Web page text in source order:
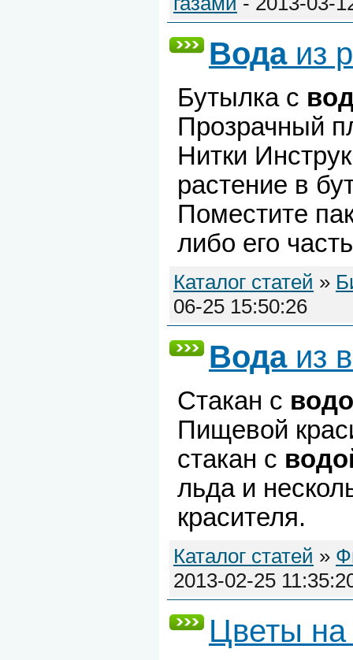
Водаиз
Бутылка с
Прозрачный
Нитки
растение в
Поместите
либо его
Каталог статей »
06-25 15:50:26
Водаиз
Стакан с
Пищевой
стакан с
льда и
красителя.
Каталог статей »
2013-02-25
Цветы